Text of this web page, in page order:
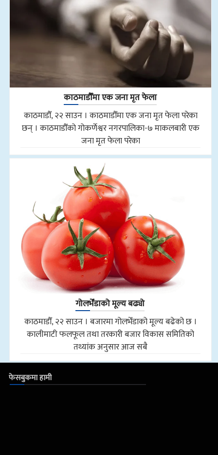
काठमाडौँमा एक जना मृत फेला
काठमाडौँ, २२ साउन । काठमाडौँमा एक जना मृत फेला परेका
छन् । काठमाडौँको गोकर्णेश्वर नगरपालिका-७ माकलबारी एक
जना मृत फेला परेका
गोलभेँडाको मूल्य बढ्यो
काठमाडौँ, २२ साउन । बजारमा गोलभेँडाको मूल्य बढेको छ ।
कालीमाटी फलफूल तथा तरकारी बजार विकास समितिको
तथ्यांक अनुसार आज सबै
फेसबुकमा हामी